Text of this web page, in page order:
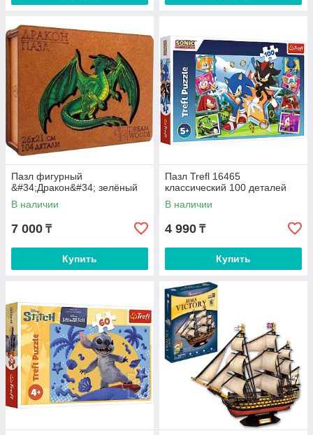
Пазл фигурный
&#34;Дракон&#34; зелёный
В наличии
7 000 ₸
Купить
Пазл Trefl 16465
классический 100 деталей
В наличии
4 990 ₸
Купить